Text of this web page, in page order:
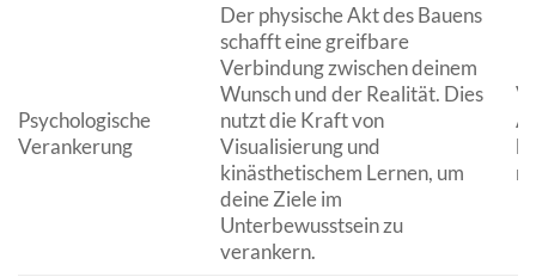
Psychologische
Verankerung
Der physische Akt des Bauens
schafft eine greifbare
Verbindung zwischen deinem
Wunsch und der Realität. Dies
nutzt die Kraft von
Visualisierung und
kinästhetischem Lernen, um
deine Ziele im
Unterbewusstsein zu
verankern.